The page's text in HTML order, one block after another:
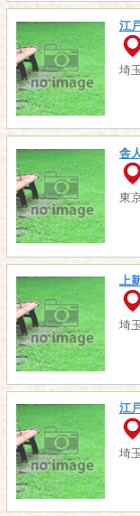
江
埼
舎
東
上
埼
江
埼